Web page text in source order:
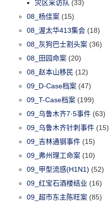
灾区采访队 (33)
08_杨佳案 (15)
08_渥太华413集会 (18)
08_灰狗巴士割头案 (36)
08_田园命案 (20)
08_赵本山移民 (12)
09_D-Case档案 (47)
09_T-Case档案 (199)
09_乌鲁木齐7·5事件 (63)
09_乌鲁木齐针刺事件 (15)
09_吉林通钢事件 (15)
09_弗州理工命案 (10)
09_甲型流感(H1N1) (52)
09_红宝石酒楼结业 (16)
09_超市东主陈旺案 (85)